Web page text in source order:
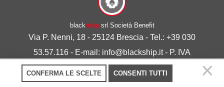
blackshipsrl Società Benefit
Via P. Nenni, 18 - 25124 Brescia - Tel.: +39 030
53.57.116 - E-mail: info@blackship.it - P. IVA
03492980986
Privacy policy-Cookie policy
CONFERMA LE SCELTE CONSENTI TUTTI